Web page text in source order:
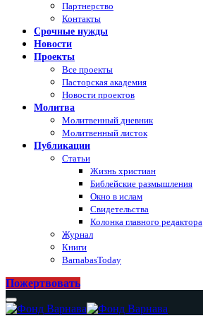
Партнерство
Контакты
Срочные нужды
Новости
Проекты
Все проекты
Пасторская академия
Новости проектов
Молитва
Молитвенный дневник
Молитвенный листок
Публикации
Статьи
Жизнь христиан
Библейские размышления
Окно в ислам
Свидетельства
Колонка главного редактора
Журнал
Книги
BarnabasToday
Пожертвовать